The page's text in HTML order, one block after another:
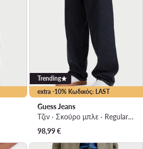
extra -10% Κωδικός: LAST
Trending
Guess Jeans
Τζιν · Σκούρο μπλε · Regular Fit
98,99€